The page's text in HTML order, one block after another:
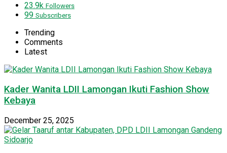
23.9k Followers
99 Subscribers
Trending
Comments
Latest
Kader Wanita LDII Lamongan Ikuti Fashion Show
Kebaya
December 25, 2025